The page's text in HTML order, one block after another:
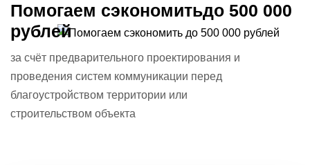
Помогаем сэкономитьдо 500 000
рублей
за счёт предварительного проектирования и
проведения систем коммуникации перед
благоустройством территории или
строительством объекта